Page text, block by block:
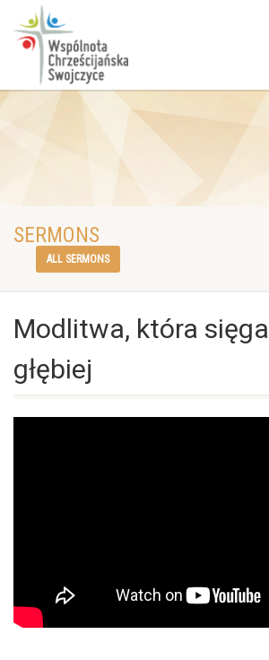
SERMONS
ALL SERMONS
Modlitwa, która sięga
głębiej